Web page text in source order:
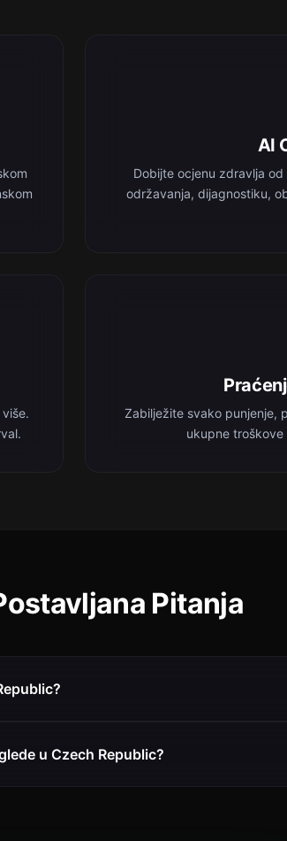
AI
Dobijte ocjenu zdravlja
održavanja, dijagnostiku,
Zabilježite svako punjenje,
ukupne
Pitanja
u Czech Republic?